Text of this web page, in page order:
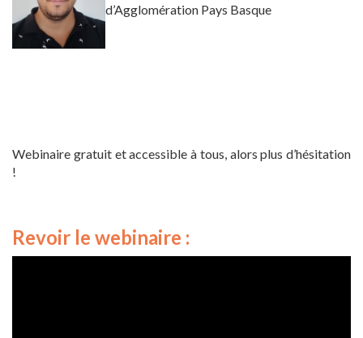
d’Agglomération Pays Basque
Webinaire gratuit et accessible à tous, alors plus d’hésitation
!
Revoir le webinaire :